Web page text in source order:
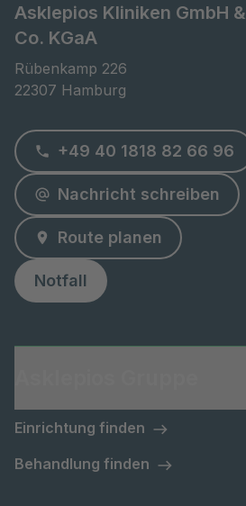
Asklepios Kliniken GmbH &
Co. KGaA
Rübenkamp 226
22307 Hamburg
+49 40 1818 82 66 96
Nachricht schreiben
Route planen
Notfall
Einrichtung finden
Behandlung finden